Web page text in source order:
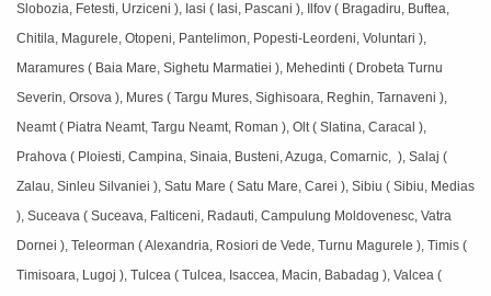
Slobozia, Fetesti, Urziceni ), Iasi ( Iasi, Pascani ), Ilfov ( Bragadiru, Buftea,
Chitila, Magurele, Otopeni, Pantelimon, Popesti-Leordeni, Voluntari ),
Maramures ( Baia Mare, Sighetu Marmatiei ), Mehedinti ( Drobeta Turnu
Severin, Orsova ), Mures ( Targu Mures, Sighisoara, Reghin, Tarnaveni ),
Neamt ( Piatra Neamt, Targu Neamt, Roman ), Olt ( Slatina, Caracal ),
Prahova ( Ploiesti, Campina, Sinaia, Busteni, Azuga, Comarnic, ), Salaj (
Zalau, Sinleu Silvaniei ), Satu Mare ( Satu Mare, Carei ), Sibiu ( Sibiu, Medias
), Suceava ( Suceava, Falticeni, Radauti, Campulung Moldovenesc, Vatra
Dornei ), Teleorman ( Alexandria, Rosiori de Vede, Turnu Magurele ), Timis (
Timisoara, Lugoj ), Tulcea ( Tulcea, Isaccea, Macin, Babadag ), Valcea (